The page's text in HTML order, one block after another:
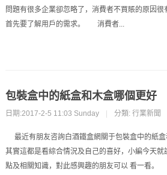
問題有很多企業卻忽略了，消費者不買賬的原因
首先要了解用戶的需求。 消費者...
包裝盒中的紙盒和木盒哪個更好
日期:2017-2-5 11:03 Sunday | 分類: 行業新聞
最近有朋友咨詢白酒鐵盒網關于包裝盒中的紙盒
其實這都是看綜合情況及自己的喜好，小編今天
點及相關知識，對此感興趣的朋友可以 看一看